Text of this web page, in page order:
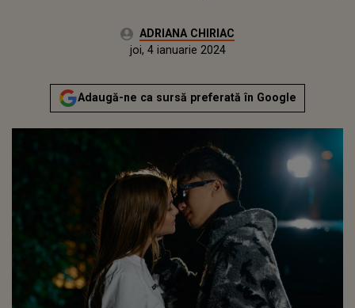
Autor:ADRIANA CHIRIAC
miercuri, 4 ianuarie 2023Actualizat:
joi, 4 ianuarie 2024
Adaugă-ne ca sursă preferată în Google